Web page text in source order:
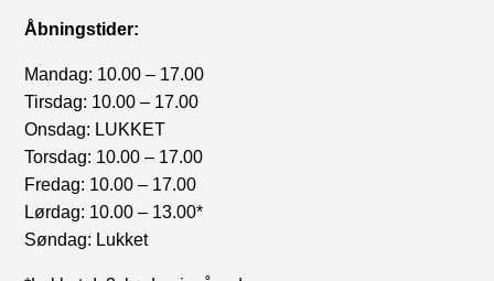
Åbningstider:
Mandag: 10.00 – 17.00
Tirsdag: 10.00 – 17.00
Onsdag: LUKKET
Torsdag: 10.00 – 17.00
Fredag: 10.00 – 17.00
Lørdag: 10.00 – 13.00*
Søndag: Lukket